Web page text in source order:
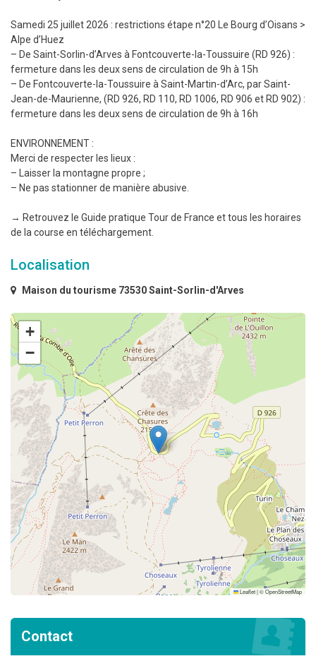
Samedi 25 juillet 2026 : restrictions étape n°20 Le Bourg d’Oisans >
Alpe d’Huez
– De Saint-Sorlin-d’Arves à Fontcouverte-la-Toussuire (RD 926) :
fermeture dans les deux sens de circulation de 9h à 15h
– De Fontcouverte-la-Toussuire à Saint-Martin-d’Arc, par Saint-
Jean-de-Maurienne, (RD 926, RD 110, RD 1006, RD 906 et RD 902) :
fermeture dans les deux sens de circulation de 9h à 16h
ENVIRONNEMENT :
Merci de respecter les lieux :
– Laisser la montagne propre ;
– Ne pas stationner de manière abusive.
→ Retrouvez le Guide pratique Tour de France et tous les horaires
de la course en téléchargement.
Localisation
Maison du tourisme 73530 Saint-Sorlin-d'Arves
+
−
Leaflet|©OpenStreetMap
Contact